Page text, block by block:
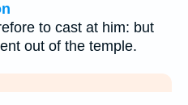
to cast at him: but
out of the temple.